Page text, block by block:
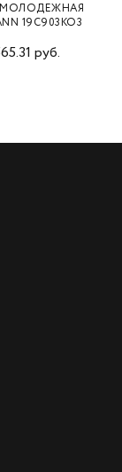
19С903КО3
руб.